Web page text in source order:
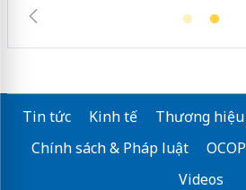
Tin tức Kinh tế Thương hiệu
Chính sách & Pháp luật
OCOP
Videos